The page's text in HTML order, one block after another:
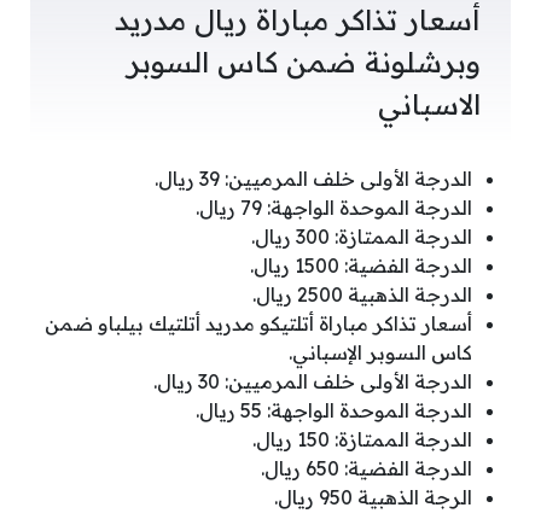
أسعار تذاكر مباراة ريال مدريد
وبرشلونة ضمن كاس السوبر
الاسباني
الدرجة الأولى خلف المرميين: 39 ريال.
الدرجة الموحدة الواجهة: 79 ريال.
الدرجة الممتازة: 300 ريال.
الدرجة الفضية: 1500 ريال.
الدرجة الذهبية 2500 ريال.
أسعار تذاكر مباراة أتلتيكو مدريد أتلتيك بيلباو ضمن
كاس السوبر الإسباني.
الدرجة الأولى خلف المرميين: 30 ريال.
الدرجة الموحدة الواجهة: 55 ريال.
الدرجة الممتازة: 150 ريال.
الدرجة الفضية: 650 ريال.
الرجة الذهبية 950 ريال.